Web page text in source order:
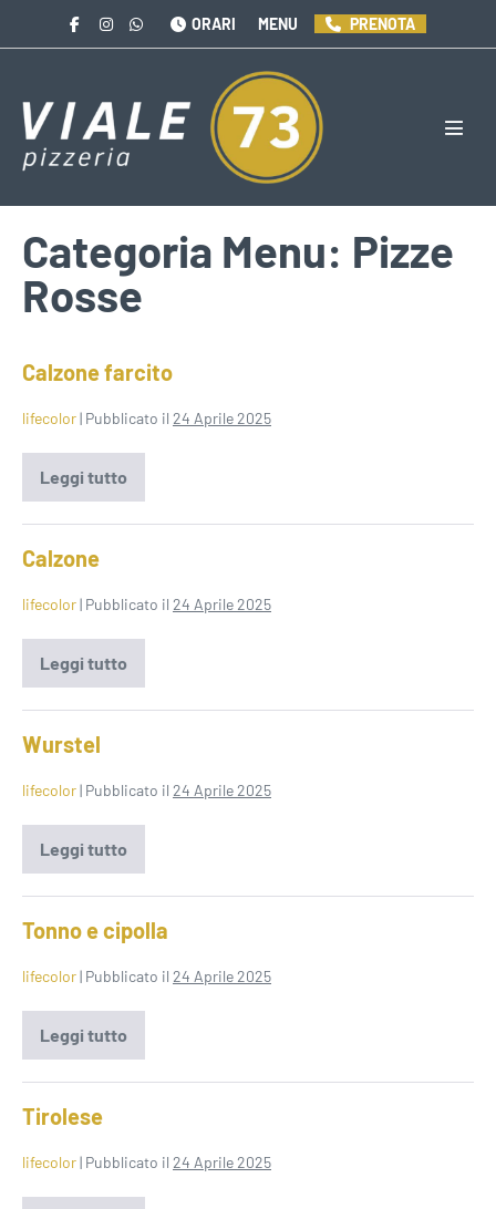
al
ORARI MENU PRENOTA
Categoria Menu: Pizze
Rosse
Calzone farcito
lifecolor| Pubblicato il 24 Aprile 2025
Leggi tutto
Calzone
farcito
Calzone
lifecolor| Pubblicato il 24 Aprile 2025
Leggi tutto
Calzone
Wurstel
lifecolor| Pubblicato il 24 Aprile 2025
Leggi tutto
Wurstel
Tonno e cipolla
lifecolor| Pubblicato il 24 Aprile 2025
Leggi tutto
Tonno
e
cipolla
Tirolese
lifecolor| Pubblicato il 24 Aprile 2025